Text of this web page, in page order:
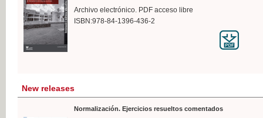
Archivo electrónico. PDF acceso libre
ISBN:978-84-1396-436-2
New releases
Normalización. Ejercicios resueltos comentados